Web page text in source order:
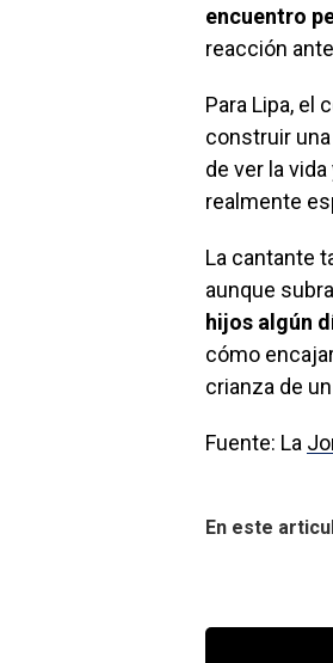
encuentro
reacción
Para Lipa, el
construir
de ver la
realmente
La cantante
aunque
hijos algún
cómo
crianza de
Fuente: La
En este